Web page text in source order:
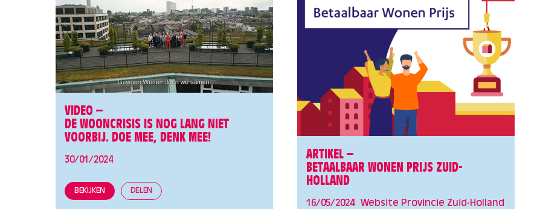
VIDEO –
DE WOONCRISIS IS NOG LANG NIET
VOORBIJ. DOE MEE, DENK MEE!
30/01/2024
BEKIJKEN DELEN
ARTIKEL –
BETAALBAAR WONEN PRIJS ZUID-
HOLLAND
16/05/2024 Website Provincie Zuid-Holland